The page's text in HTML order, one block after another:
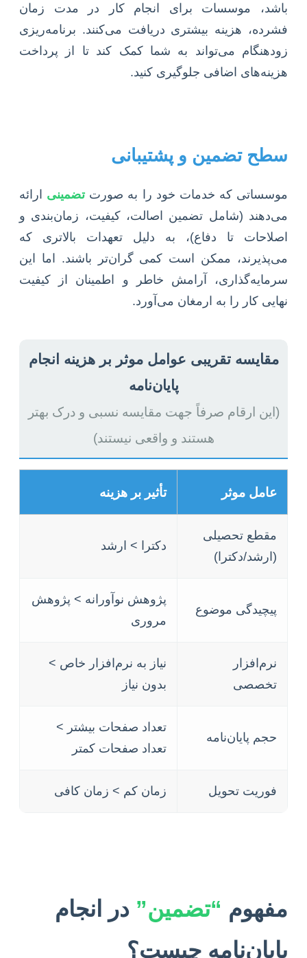
باشد، موسسات برای انجام کار در مدت زمان
فشرده، هزینه بیشتری دریافت می‌کنند. برنامه‌ریزی
زودهنگام می‌تواند به شما کمک کند تا از پرداخت
هزینه‌های اضافی جلوگیری کنید.
سطح تضمین و پشتیبانی
موسساتی که خدمات خود را به صورت تضمینی ارائه
می‌دهند (شامل تضمین اصالت، کیفیت، زمان‌بندی و
اصلاحات تا دفاع)، به دلیل تعهدات بالاتری که
می‌پذیرند، ممکن است کمی گران‌تر باشند. اما این
سرمایه‌گذاری، آرامش خاطر و اطمینان از کیفیت
نهایی کار را به ارمغان می‌آورد.
مقایسه تقریبی عوامل موثر بر هزینه انجام
پایان‌نامه
(این ارقام صرفاً جهت مقایسه نسبی و درک بهتر
هستند و واقعی نیستند)
عامل موثر تأثیر بر هزینه
مقطع تحصیلی
(ارشد/دکترا)
دکترا > ارشد
پیچیدگی موضوع
پژوهش نوآورانه > پژوهش
مروری
نرم‌افزار
تخصصی
نیاز به نرم‌افزار خاص >
بدون نیاز
حجم پایان‌نامه
تعداد صفحات بیشتر >
تعداد صفحات کمتر
فوریت تحویل زمان کم > زمان کافی
مفهوم “تضمین” در انجام
پایان‌نامه چیست؟